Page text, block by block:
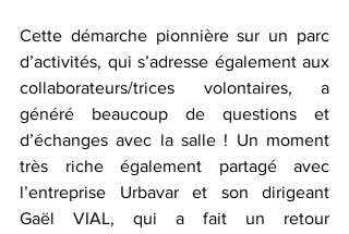
Cette démarche pionnière sur un parc
d’activités, qui s’adresse également aux
collaborateurs/trices volontaires, a
généré beaucoup de questions et
d’échanges avec la salle ! Un moment
très riche également partagé avec
l’entreprise Urbavar et son dirigeant
Gaël VIAL, qui a fait un retour